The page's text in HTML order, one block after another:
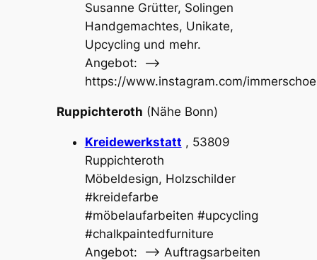
Susanne Grütter, Solingen
Handgemachtes, Unikate,
Upcycling und mehr.
Angebot: –>
https://www.instagram.com/
Ruppichteroth (Nähe Bonn)
Kreidewerkstatt , 53809
Ruppichteroth
Möbeldesign, Holzschilder
#kreidefarbe
#möbelaufarbeiten #upcycling
#chalkpaintedfurniture
Angebot: –> Auftragsarbeiten